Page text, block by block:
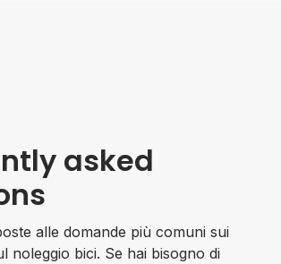
asked
alle domande più comuni sui
noleggio bici. Se hai bisogno di